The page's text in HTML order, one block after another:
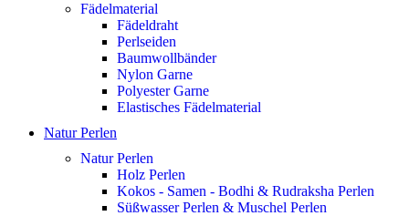
Fädelmaterial
Fädeldraht
Perlseiden
Baumwollbänder
Nylon Garne
Polyester Garne
Elastisches Fädelmaterial
Natur Perlen
Natur Perlen
Holz Perlen
Kokos - Samen - Bodhi & Rudraksha Perlen
Süßwasser Perlen & Muschel Perlen